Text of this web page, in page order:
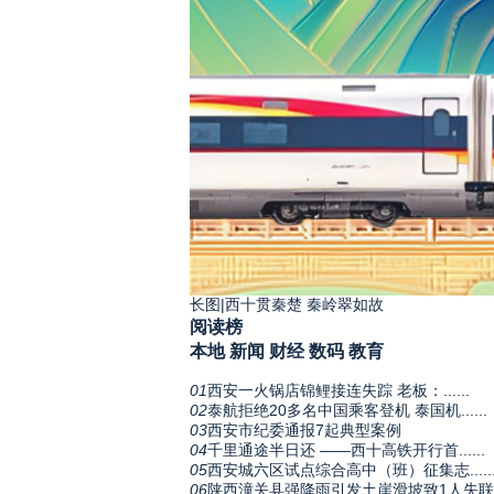
长图|西十贯秦楚 秦岭翠如故
阅读榜
本地 新闻 财经 数码 教育
01西安一火锅店锦鲤接连失踪 老板：......
02泰航拒绝20多名中国乘客登机 泰国机......
03西安市纪委通报7起典型案例
04千里通途半日还 ——西十高铁开行首......
05西安城六区试点综合高中（班）征集志
06陕西潼关县强降雨引发土崖滑坡致1人失联